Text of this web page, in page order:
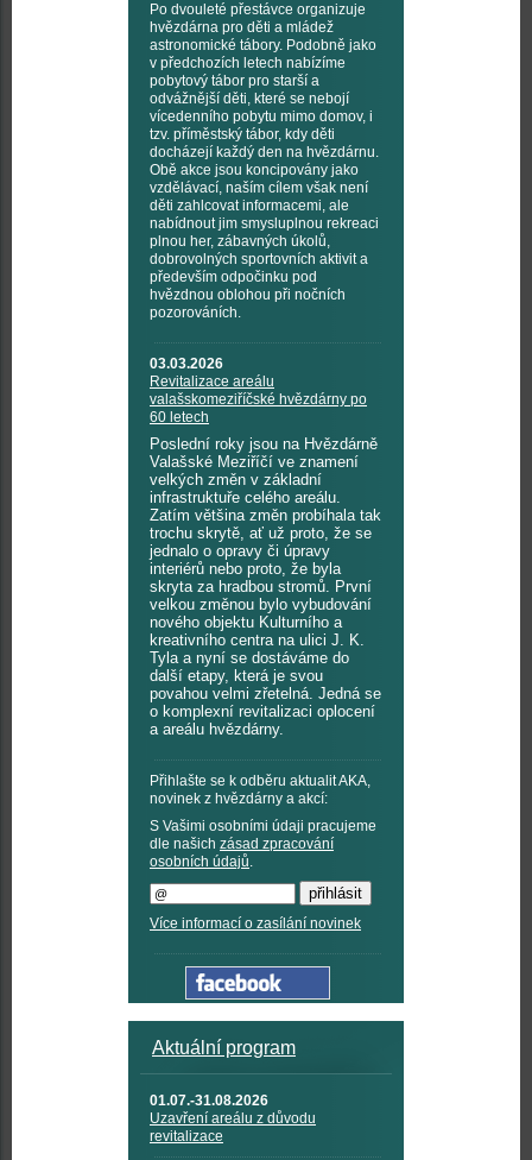
Po dvouleté přestávce organizuje
hvězdárna pro děti a mládež
astronomické tábory. Podobně jako
v předchozích letech nabízíme
pobytový tábor pro starší a
odvážnější děti, které se nebojí
vícedenního pobytu mimo domov, i
tzv. příměstský tábor, kdy děti
docházejí každý den na hvězdárnu.
Obě akce jsou koncipovány jako
vzdělávací, naším cílem však není
děti zahlcovat informacemi, ale
nabídnout jim smysluplnou rekreaci
plnou her, zábavných úkolů,
dobrovolných sportovních aktivit a
především odpočinku pod
hvězdnou oblohou při nočních
pozorováních.
03.03.2026
Revitalizace areálu
valašskomeziříčské hvězdárny po
60 letech
Poslední roky jsou na Hvězdárně
Valašské Meziříčí ve znamení
velkých změn v základní
infrastruktuře celého areálu.
Zatím většina změn probíhala tak
trochu skrytě, ať už proto, že se
jednalo o opravy či úpravy
interiérů nebo proto, že byla
skryta za hradbou stromů. První
velkou změnou bylo vybudování
nového objektu Kulturního a
kreativního centra na ulici J. K.
Tyla a nyní se dostáváme do
další etapy, která je svou
povahou velmi zřetelná. Jedná se
o komplexní revitalizaci oplocení
a areálu hvězdárny.
Přihlašte se k odběru aktualit AKA,
novinek z hvězdárny a akcí:
S Vašimi osobními údaji pracujeme
dle našich zásad zpracování
osobních údajů.
Více informací o zasílání novinek
Aktuální program
01.07.-31.08.2026
Uzavření areálu z důvodu
revitalizace